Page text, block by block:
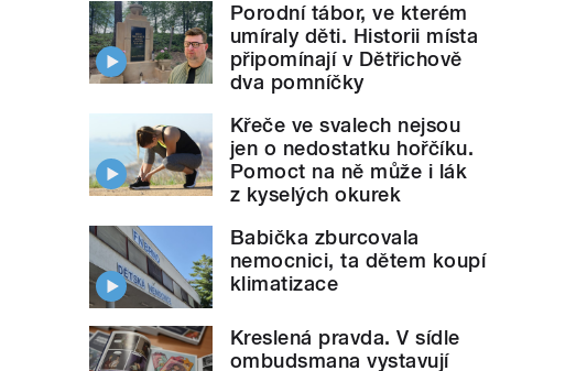
Porodní tábor, ve kterém
umíraly děti. Historii místa
připomínají v Dětřichově
dva pomníčky
Křeče ve svalech nejsou
jen o nedostatku hořčíku.
Pomoct na ně může i lák
z kyselých okurek
Babička zburcovala
nemocnici, ta dětem koupí
klimatizace
Kreslená pravda. V sídle
ombudsmana vystavují